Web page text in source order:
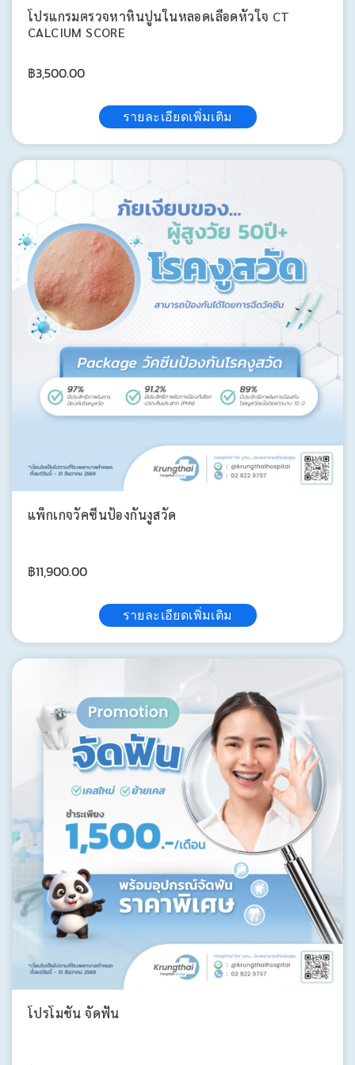
โปรแกรมตรวจหาหินปูนในหลอดเลือดหัวใจ CT
CALCIUM SCORE
฿3,500.00
รายละเอียดเพิ่มเติม
แพ็กเกจวัคซีนป้องกันงูสวัด
฿11,900.00
รายละเอียดเพิ่มเติม
โปรโมชั่น จัดฟัน